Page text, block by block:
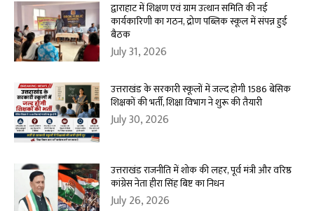
द्वाराहाट में शिक्षण एवं ग्राम उत्थान समिति की नई
कार्यकारिणी का गठन, द्रोण पब्लिक स्कूल में संपन्न हुई
बैठक
July 31, 2026
उत्तराखंड के सरकारी स्कूलों में जल्द होगी 1586 बेसिक
शिक्षकों की भर्ती, शिक्षा विभाग ने शुरू की तैयारी
July 30, 2026
उत्तराखंड राजनीति में शोक की लहर, पूर्व मंत्री और वरिष्ठ
कांग्रेस नेता हीरा सिंह बिष्ट का निधन
July 26, 2026